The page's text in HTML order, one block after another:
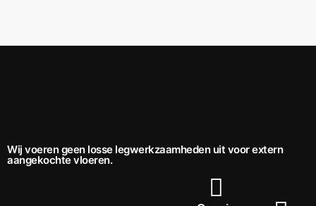
Wij voeren geen losse legwerkzaamheden uit voor extern
aangekochte vloeren.